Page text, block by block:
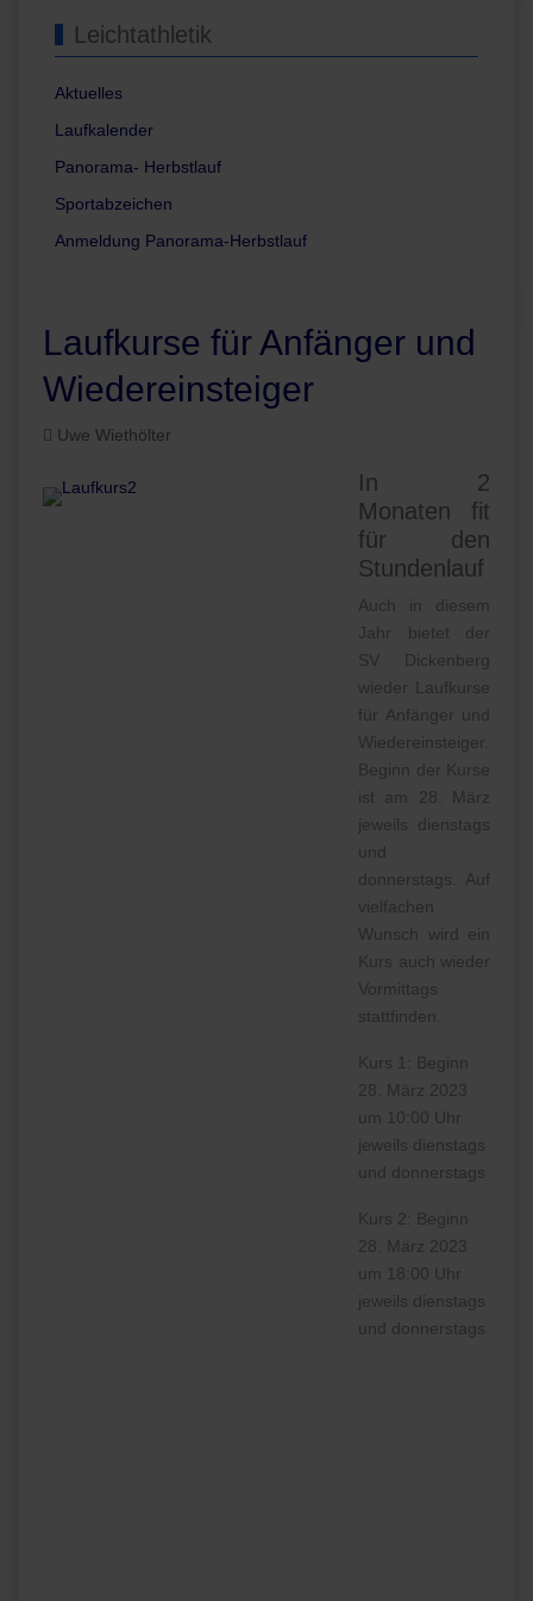
Leichtathletik
Aktuelles
Laufkalender
Panorama- Herbstlauf
Sportabzeichen
Anmeldung Panorama-Herbstlauf
Laufkurse für Anfänger und
Wiedereinsteiger
Uwe Wiethölter
In 2
Monaten fit
für den
Stundenlauf
Auch in diesem
Jahr bietet der
SV Dickenberg
wieder Laufkurse
für Anfänger und
Wiedereinsteiger.
Beginn der Kurse
ist am 28. März
jeweils dienstags
und
donnerstags. Auf
vielfachen
Wunsch wird ein
Kurs auch wieder
Vormittags
stattfinden.
Kurs 1: Beginn
28. März 2023
um 10:00 Uhr
jeweils dienstags
und donnerstags
Kurs 2: Beginn
28. März 2023
um 18:00 Uhr
jeweils dienstags
und donnerstags